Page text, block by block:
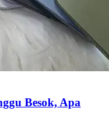
Besok, Apa